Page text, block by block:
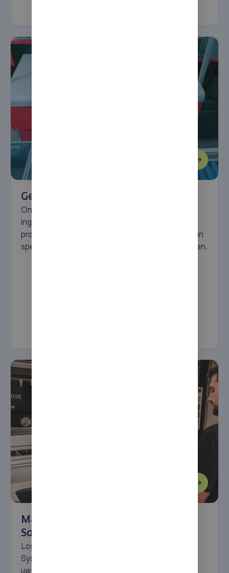
Geautomatiseerde Pick Robots
Onze robotoplossingen maken het op een
ingenieus eenvoudige manier mogelijk om
processen in automatische opslagsystemen en, in
specifieke situaties, in AutoStore te ondersteunen.
Magazijnbesturingssysteem &
Software
LogiCS is een geavanceerd Warehouse Control
System (WCS) met een krachtige interface naar
uw WMS- of ERP-systeem. LogiCS bestuurt en